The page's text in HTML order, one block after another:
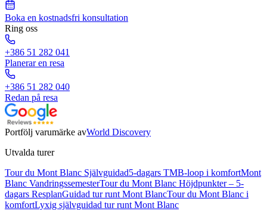
Boka en kostnadsfri konsultation
Ring oss
+386 51 282 041
Planerar en resa
+386 51 282 040
Redan på resa
Portfölj varumärke avWorld Discovery
Utvalda turer
Tour du Mont Blanc Självguidad5-dagars TMB-loop i komfortMont
Blanc VandringssemesterTour du Mont Blanc Höjdpunkter – 5-
dagars ResplanGuidad tur runt Mont BlancTour du Mont Blanc i
komfortLyxig självguidad tur runt Mont Blanc